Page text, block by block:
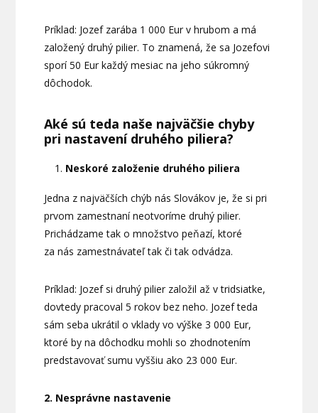
Príklad: Jozef zarába 1 000 Eur v hrubom a má
založený druhý pilier. To znamená, že sa Jozefovi
sporí 50 Eur každý mesiac na jeho súkromný
dôchodok.
Aké sú teda naše najväčšie chyby
pri nastavení druhého piliera?
Neskoré založenie druhého piliera
Jedna z najväčších chýb nás Slovákov je, že si pri
prvom zamestnaní neotvoríme druhý pilier.
Prichádzame tak o množstvo peňazí, ktoré
za nás zamestnávateľ tak či tak odvádza.
Príklad: Jozef si druhý pilier založil až v tridsiatke,
dovtedy pracoval 5 rokov bez neho. Jozef teda
sám seba ukrátil o vklady vo výške 3 000 Eur,
ktoré by na dôchodku mohli so zhodnotením
predstavovať sumu vyššiu ako 23 000 Eur.
2. Nesprávne nastavenie